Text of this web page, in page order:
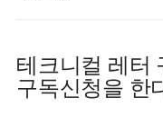
테크니컬 레터
구독신청을 한